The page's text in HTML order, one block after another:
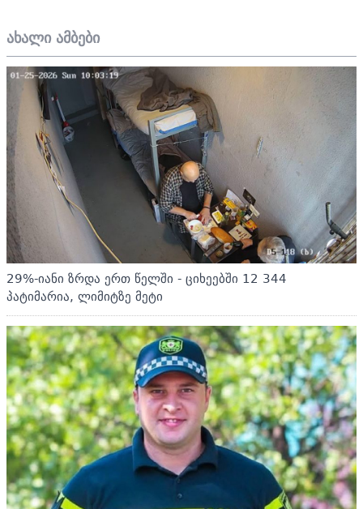
ახალი ამბები
29%-იანი ზრდა ერთ წელში - ციხეებში 12 344
პატიმარია, ლიმიტზე მეტი